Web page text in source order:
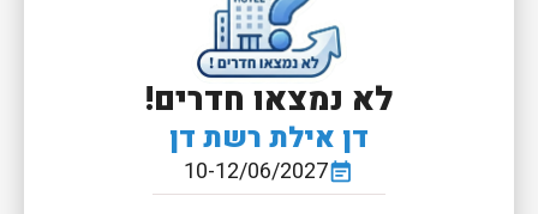
לא נמצאו חדרים!
דן אילת רשת דן
event_note
10-12/06/2027